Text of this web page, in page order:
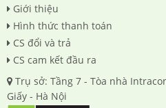
Giới thiệu
Hình thức thanh toán
CS đổi và trả
CS cam kết đầu ra
Trụ sở: Tầng 7 - Tòa nhà
Giấy - Hà Nội